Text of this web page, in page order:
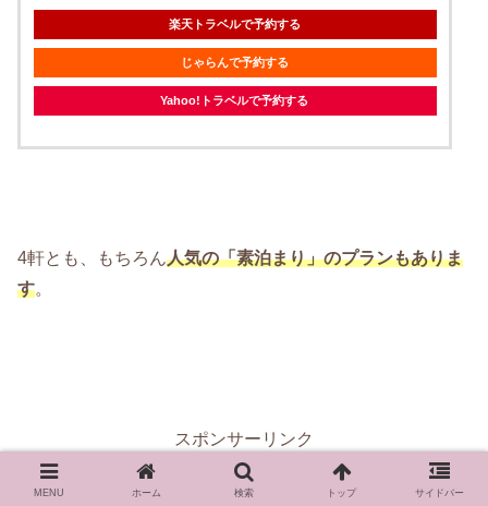
楽天トラベルで予約する
じゃらんで予約する
Yahoo!トラベルで予約する
4軒とも、もちろん人気の「素泊まり」のプランもありま
す。
スポンサーリンク
MENU ホーム 検索 トップ サイドバー